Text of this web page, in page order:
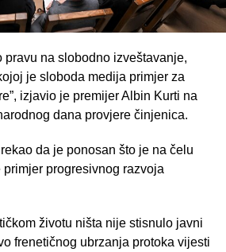
pravu na slobodno izveštavanje,
je sloboda medija primjer za
izjavio je premijer Albin Kurti na
dana provjere činjenica.
da je ponosan što je na čelu
progresivnog razvoja
životu ništa nije stisnulo javni
frenetičnog ubrzanja protoka vijesti